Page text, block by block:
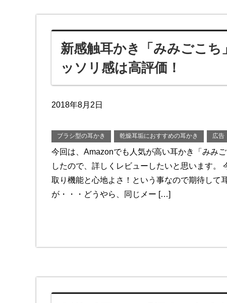
新感触耳かき「みみごこ
ッソリ感は高評価！
2018年8月2日
ブラシ型の耳かき 乾燥耳垢におすすめの耳かき 広告
今回は、Amazonでも人気が高い耳かき「みみ
したので、詳しくレビューしたいと思います。
取り機能と心地よさ！という事なので期待して
が・・・どうやら、同じメー […]